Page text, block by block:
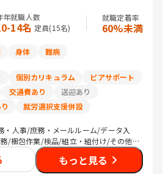
年就職人数
14名 定員(15名)
就職定着率
60%未満
身体
難病
個別カリキュラム
ピアサポート
交通費あり
送迎あり
就労選択支援併設
・人事/庶務・メールルーム/データ入
/梱包作業/検品/組立・組付け/その他
/清掃/運搬従事者/農作業
もっと見る